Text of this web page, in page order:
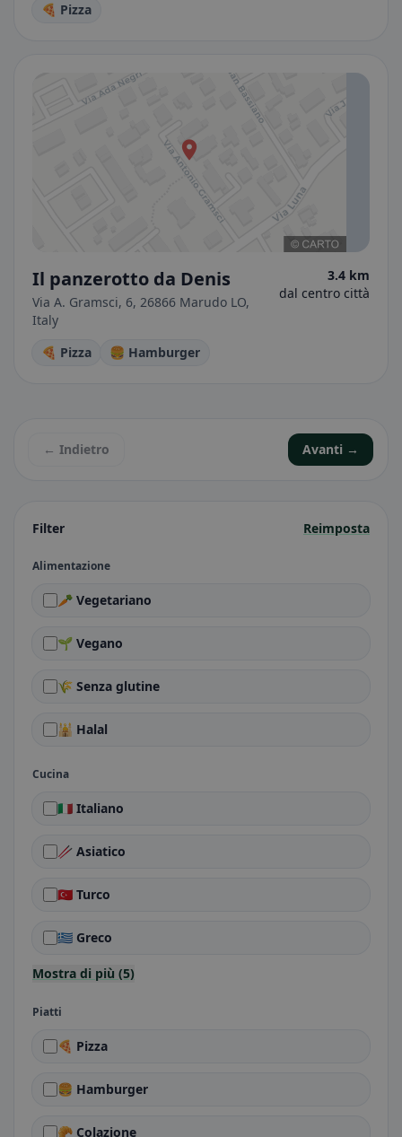
Filter Reimposta
Alimentazione
🥕 Vegetariano
🌱 Vegano
🌾 Senza glutine
🕌 Halal
Cucina
🇮🇹 Italiano
🥢 Asiatico
🇹🇷 Turco
🇬🇷 Greco
Mostra di più (5)
Piatti
🍕 Pizza
🍔 Hamburger
🥐 Colazione
🍕 Pizza
Il panzerotto da Denis
Via A. Gramsci, 6, 26866 Marudo LO,
Italy
3.4 km
dal centro città
🍕 Pizza 🍔 Hamburger
← Indietro Avanti →